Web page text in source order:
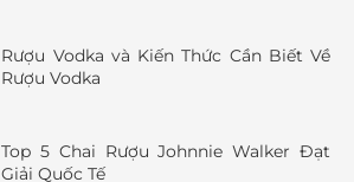
Rượu Vodka và Kiến Thức Cần Biết Về
Rượu Vodka
Top 5 Chai Rượu Johnnie Walker Đạt
Giải Quốc Tế